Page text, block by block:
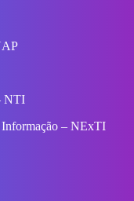
NTI
Informação – NExTI